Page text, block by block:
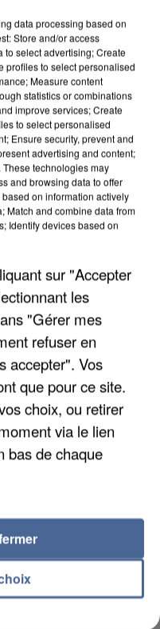
MAFIA
PAR UNE
SAVOIE
data processing based on
Store and/or access
to select advertising; Create
profiles to select personalised
Measure content
statistics or combinations
improve services; Create
to select personalised
Ensure security, prevent and
advertising and content;
technologies may
and browsing data to offer
on information actively
Match and combine data from
Identify devices based on
sur "Accepter
les
"Gérer mes
refuser en
accepter". Vos
que pour ce site.
choix, ou retirer
via le lien
bas de chaque